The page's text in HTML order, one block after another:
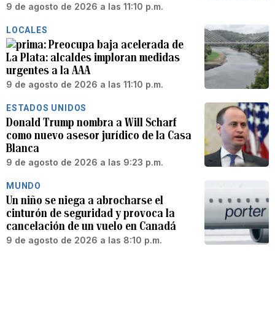
9 de agosto de 2026 a las 11:10 p.m.
LOCALES
Preocupa baja acelerada de
La Plata: alcaldes imploran medidas
urgentes a la AAA
9 de agosto de 2026 a las 11:10 p.m.
ESTADOS UNIDOS
Donald Trump nombra a Will Scharf
como nuevo asesor jurídico de la Casa
Blanca
9 de agosto de 2026 a las 9:23 p.m.
MUNDO
Un niño se niega a abrocharse el
cinturón de seguridad y provoca la
cancelación de un vuelo en Canadá
9 de agosto de 2026 a las 8:10 p.m.